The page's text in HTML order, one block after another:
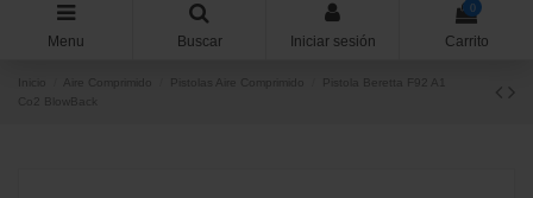
Menu Buscar Iniciar sesión
0
Carrito
Aire Comprimido Pistolas Aire Comprimido
Pistola Beretta F92 A1
Co2 BlowBack